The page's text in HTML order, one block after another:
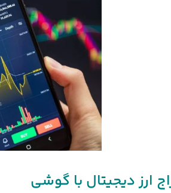
ارز دیجیتال با گوشی